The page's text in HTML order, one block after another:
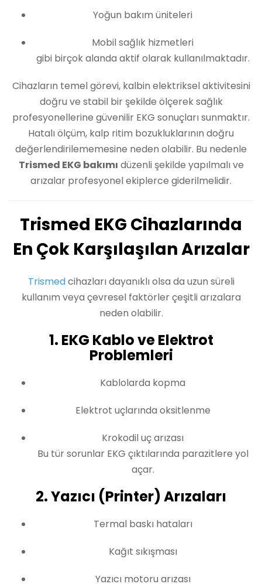
Yoğun bakım üniteleri
Mobil sağlık hizmetleri
gibi birçok alanda aktif olarak kullanılmaktadır.
Cihazların temel görevi, kalbin elektriksel aktivitesini
doğru ve stabil bir şekilde ölçerek sağlık
profesyonellerine güvenilir EKG sonuçları sunmaktır.
Hatalı ölçüm, kalp ritim bozukluklarının doğru
değerlendirilememesine neden olabilir. Bu nedenle
Trismed EKG bakımı düzenli şekilde yapılmalı ve
arızalar profesyonel ekiplerce giderilmelidir.
Trismed EKG Cihazlarında
En Çok Karşılaşılan Arızalar
Trismedcihazları dayanıklı olsa da uzun süreli
kullanım veya çevresel faktörler çeşitli arızalara
neden olabilir.
1. EKG Kablo ve Elektrot
Problemleri
Kablolarda kopma
Elektrot uçlarında oksitlenme
Krokodil uç arızası
Bu tür sorunlar EKG çıktılarında parazitlere yol
açar.
2. Yazıcı (Printer) Arızaları
Termal baskı hataları
Kağıt sıkışması
Yazıcı motoru arızası